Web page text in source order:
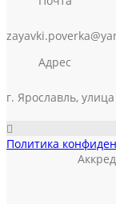
Адрес
г. Ярославль,
Политика